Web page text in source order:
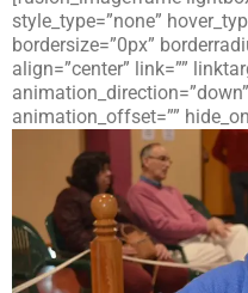
style_type=”none”
bordersize=”0px”
align=”center” link=””
animation_offset=””